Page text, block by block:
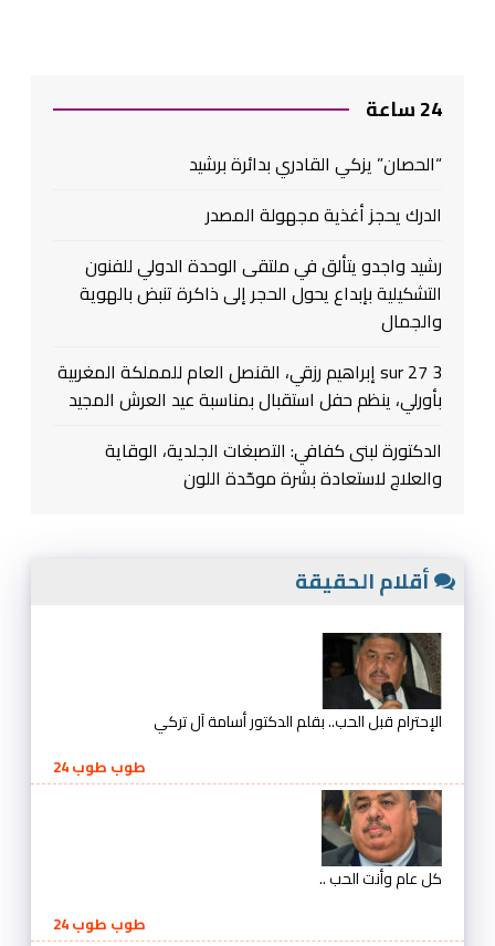
24 ساعة
“الحصان” يزكي القادري بدائرة برشيد
الدرك يحجز أغذية مجهولة المصدر
رشيد واجدو يتألق في ملتقى الوحدة الدولي للفنون
التشكيلية بإبداع يحول الحجر إلى ذاكرة تنبض بالهوية
والجمال
3 sur 27 إبراهيم رزقي، القنصل العام للمملكة المغربية
بأورلي، ينظم حفل استقبال بمناسبة عيد العرش المجيد
الدكتورة لبنى كفافي: التصبغات الجلدية، الوقاية
والعلاج لاستعادة بشرة موحّدة اللون
أقلام الحقيقة
الإحترام قبل الحب.. بقلم الدكتور أسامة آل تركي
طوب طوب 24
كل عام وأنت الحب ..
طوب طوب 24